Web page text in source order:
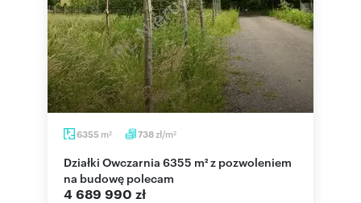
6355 m2 738zł/m2
Działki Owczarnia 6355 m² z pozwoleniem
na budowę polecam
4 689 990 zł